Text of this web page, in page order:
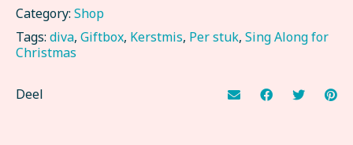
Category: Shop
Tags: diva, Giftbox, Kerstmis, Per stuk, Sing Along for
Christmas
Deel